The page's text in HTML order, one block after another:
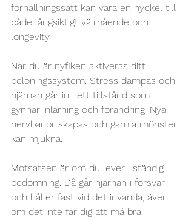
förhållningssätt kan vara en nyckel till
både långsiktigt välmående och
longevity.
När du är nyfiken aktiveras ditt
belöningssystem. Stress dämpas och
hjärnan går in i ett tillstånd som
gynnar inlärning och förändring. Nya
nervbanor skapas och gamla mönster
kan mjukna.
Motsatsen är om du lever i ständig
bedömning. Då går hjärnan i försvar
och håller fast vid det invanda, även
om det inte får dig att må bra.